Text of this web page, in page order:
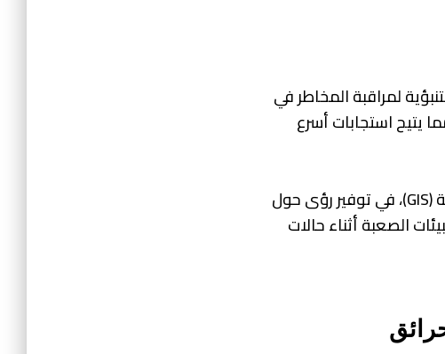
لمراقبة المخاطر في
يتيح استجابات أسرع
تساعد أنظمة البيانات المتقدمة، مثل خرائط نظم المعلومات الجغرافية (GIS)، في توفير رؤى حول
الصعبة أثناء حالات